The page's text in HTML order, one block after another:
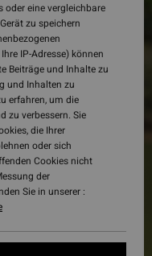
oder eine vergleichbare
zu speichern
IP-Adresse) können
Beiträge und Inhalte zu
und Inhalten zu
erfahren, um die
zu verbessern. Sie
die Ihrer
oder sich
Cookies nicht
der
Sie in unserer :